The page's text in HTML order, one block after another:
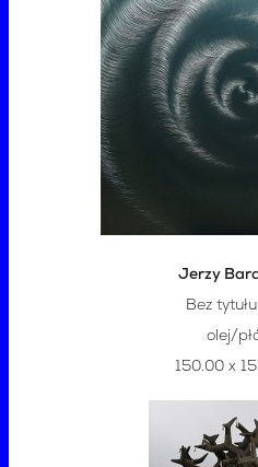
Jerzy
Bez
olej/
150.00 x